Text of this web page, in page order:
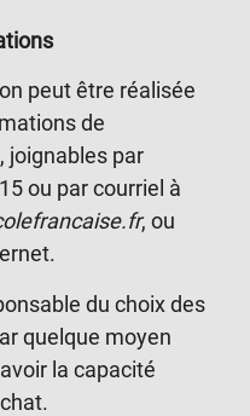
peut être réalisée
de
joignables par
5 ou par courriel à
, ou
du choix des
quelque moyen
la capacité